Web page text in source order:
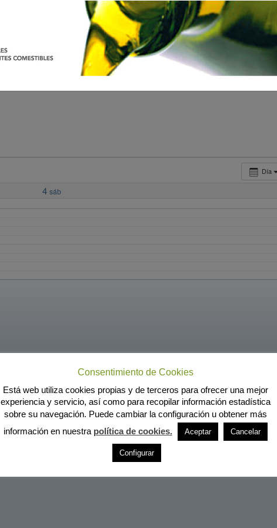
Día
4 sáb
Consentimiento de Cookies
Está web utiliza cookies propias y de terceros para ofrecer una mejor
experiencia y servicio, así como para recopilar información estadística
sobre su navegación. Puede cambiar la configuración u obtener más
información en nuestra política de cookies. Aceptar Cancelar
Configurar